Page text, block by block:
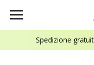
Spedizione